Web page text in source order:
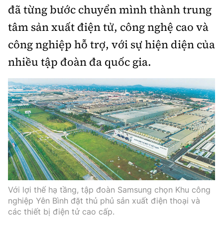
Multimedia
Emagazine
Photo
Infographic
Sách Vận tải Sách Nhà thầu
Cơ quan chủ quản: Bộ Xây dựng
Số 2 Nguyễn Công Hoan, phường Giảng Võ, Hà Nội.
Tổng Biên tập:
Nguyễn Thị Hồng Nga
Phó Tổng Biên tập:
Nguyễn Sơn Tùng, Nguyễn Đức Thắng,
đã từng bước chuyển mình thành trung
tâm sản xuất điện tử, công nghệ cao và
công nghiệp hỗ trợ, với sự hiện diện của
nhiều tập đoàn đa quốc gia.
Với lợi thế hạ tầng, tập đoàn Samsung chọn Khu công
nghiệp Yên Bình đặt thủ phủ sản xuất điện thoại và
các thiết bị điện tử cao cấp.